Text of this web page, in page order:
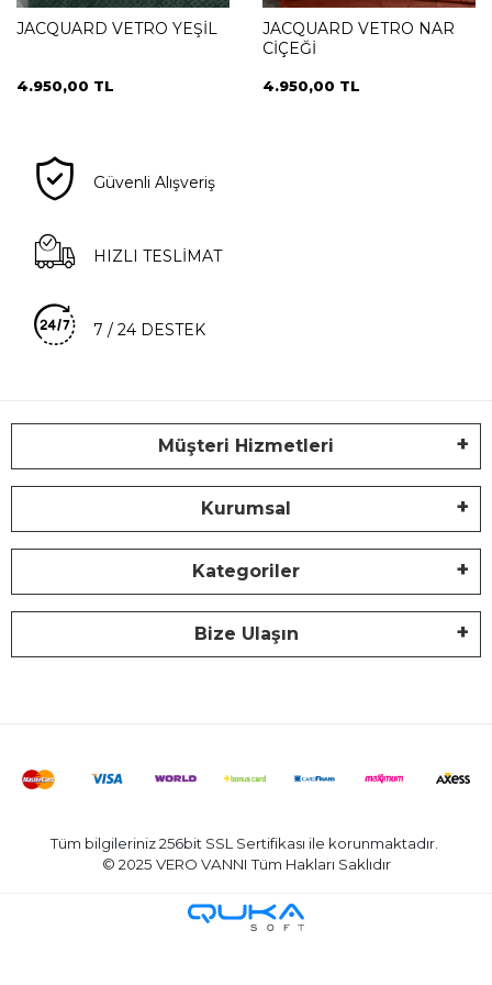
JACQUARD VETRO YEŞİL
4.950,00 TL
JACQUARD VETRO NAR
CİÇEĞİ
4.950,00 TL
Güvenli Alışveriş
HIZLI TESLİMAT
7 / 24 DESTEK
Müşteri Hizmetleri
Kurumsal
Kategoriler
Bize Ulaşın
Tüm bilgileriniz 256bit SSL Sertifikası ile korunmaktadır.
© 2025 VERO VANNITüm Hakları Saklıdır